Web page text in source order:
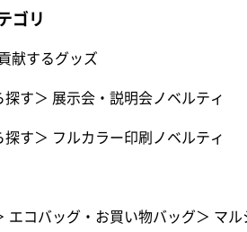
ゴリ
献するグッズ
探す＞ 展示会・説明会ノベルティ
探す＞ フルカラー印刷ノベルティ
エコバッグ・お買い物バッグ＞ マル